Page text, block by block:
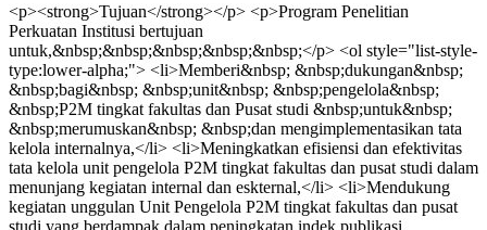
<p><strong>Tujuan</strong></p> <p>Program Penelitian
Perkuatan Institusi bertujuan
untuk,&nbsp;&nbsp;&nbsp;&nbsp;&nbsp;</p> <ol style="list-style-
type:lower-alpha;"> <li>Memberi&nbsp; &nbsp;dukungan&nbsp;
&nbsp;bagi&nbsp; &nbsp;unit&nbsp; &nbsp;pengelola&nbsp;
&nbsp;P2M tingkat fakultas dan Pusat studi &nbsp;untuk&nbsp;
&nbsp;merumuskan&nbsp; &nbsp;dan mengimplementasikan tata
kelola internalnya,</li> <li>Meningkatkan efisiensi dan efektivitas
tata kelola unit pengelola P2M tingkat fakultas dan pusat studi dalam
menunjang kegiatan internal dan eskternal,</li> <li>Mendukung
kegiatan unggulan Unit Pengelola P2M tingkat fakultas dan pusat
studi yang berdampak dalam peningkatan indek publikasi,